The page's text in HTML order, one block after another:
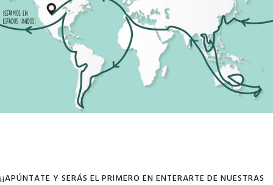
¡¡APÚNTATE Y SERÁS EL PRIMERO EN ENTERARTE DE NUESTRAS